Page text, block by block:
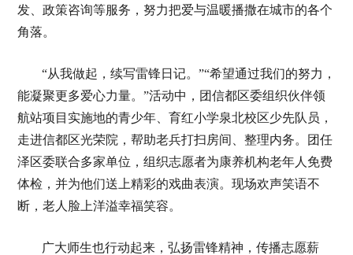
发、政策咨询等服务，努力把爱与温暖播撒在城市的各个
角落。
“从我做起，续写雷锋日记。”“希望通过我们的努力，
能凝聚更多爱心力量。”活动中，团信都区委组织伙伴领
航站项目实施地的青少年、育红小学泉北校区少先队员，
走进信都区光荣院，帮助老兵打扫房间、整理内务。团任
泽区委联合多家单位，组织志愿者为康养机构老年人免费
体检，并为他们送上精彩的戏曲表演。现场欢声笑语不
断，老人脸上洋溢幸福笑容。
广大师生也行动起来，弘扬雷锋精神，传播志愿薪